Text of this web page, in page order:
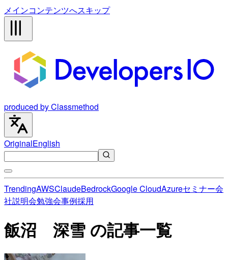
メインコンテンツへスキップ
produced by Classmethod
OriginalEnglish
TrendingAWSClaudeBedrockGoogle CloudAzureセミナー会
社説明会勉強会事例採用
飯沼 深雪 の記事一覧